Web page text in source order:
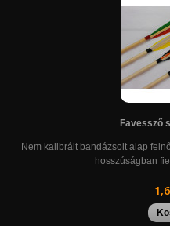
Favessző
Nem kalibrált bandázsolt alap
hosszúságban